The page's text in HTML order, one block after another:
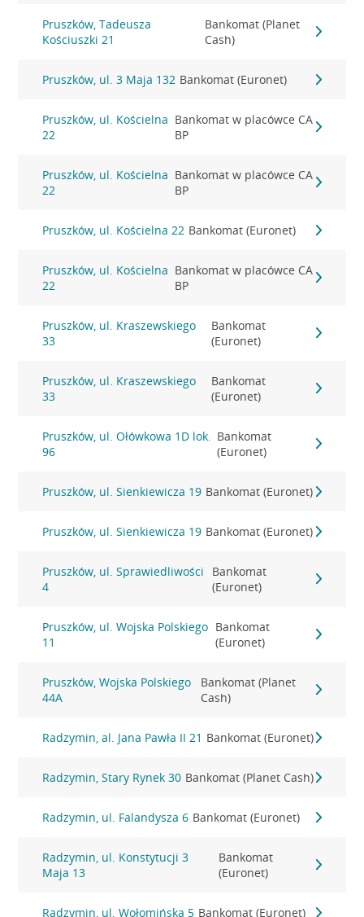
Pruszków, Tadeusza
Kościuszki 21
Bankomat (Planet
Cash)
Pruszków, ul. 3 Maja 132 Bankomat (Euronet)
Pruszków, ul. Kościelna
22
Bankomat w placówce CA
BP
Pruszków, ul. Kościelna
22
Bankomat w placówce CA
BP
Pruszków, ul. Kościelna 22 Bankomat (Euronet)
Pruszków, ul. Kościelna
22
Bankomat w placówce CA
BP
Pruszków, ul. Kraszewskiego
33
Bankomat
(Euronet)
Pruszków, ul. Kraszewskiego
33
Bankomat
(Euronet)
Pruszków, ul. Ołówkowa 1D lok.
96
Bankomat
(Euronet)
Pruszków, ul. Sienkiewicza 19 Bankomat (Euronet)
Pruszków, ul. Sienkiewicza 19 Bankomat (Euronet)
Pruszków, ul. Sprawiedliwości
4
Bankomat
(Euronet)
Pruszków, ul. Wojska Polskiego
11
Bankomat
(Euronet)
Pruszków, Wojska Polskiego
44A
Bankomat (Planet
Cash)
Radzymin, al. Jana Pawła II 21 Bankomat (Euronet)
Radzymin, Stary Rynek 30 Bankomat (Planet Cash)
Radzymin, ul. Falandysza 6 Bankomat (Euronet)
Radzymin, ul. Konstytucji 3
Maja 13
Bankomat
(Euronet)
Radzymin, ul. Wołomińska 5 Bankomat (Euronet)